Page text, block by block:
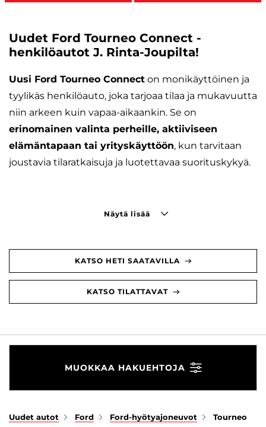
Uudet Ford Tourneo Connect -
henkilöautot J. Rinta-Joupilta!
Uusi Ford Tourneo Connect on monikäyttöinen ja
tyylikäs henkilöauto, joka tarjoaa tilaa ja mukavuutta
niin arkeen kuin vapaa-aikaankin. Se on
erinomainen valinta perheille, aktiiviseen
elämäntapaan tai yrityskäyttöön, kun tarvitaan
joustavia tilaratkaisuja ja luotettavaa suorituskykyä.
Näytä lisää
KATSO HETI SAATAVILLA
KATSO TILATTAVAT
MUOKKAA HAKUEHTOJA
Uudet autot Ford Ford-hyötyajoneuvot Tourneo